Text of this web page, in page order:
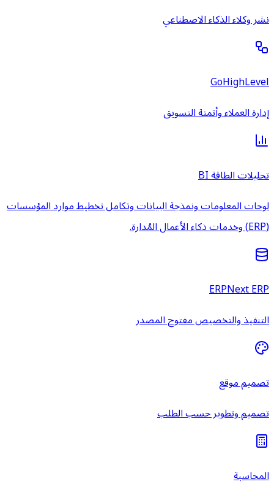
نشر وكلاء الذكاء الاصطناعي
GoHighLevel
إدارة العملاء وأتمتة التسويق
تحليلات الطاقة BI
لوحات المعلومات ونمذجة البيانات وتكامل تخطيط موارد المؤسسات
(ERP) وخدمات ذكاء الأعمال المُدارة.
ERPNext ERP
التنفيذ والتخصيص مفتوح المصدر
تصميم موقع
تصميم وتطوير حسب الطلب
المحاسبة